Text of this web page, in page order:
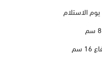
الاستلام